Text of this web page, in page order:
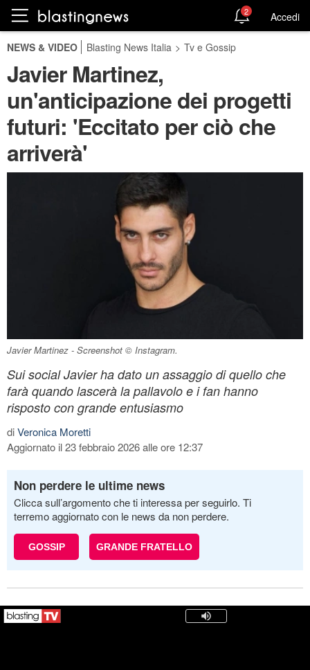
2 Accedi
NEWS & VIDEO Blasting News Italia > Tv e Gossip
Javier Martinez,
un'anticipazione dei progetti
futuri: 'Eccitato per ciò che
arriverà'
Javier Martinez - Screenshot © Instagram.
Sui social Javier ha dato un assaggio di quello che
farà quando lascerà la pallavolo e i fan hanno
risposto con grande entusiasmo
diVeronica Moretti
Aggiornato il 23 febbraio 2026 alle ore 12:37
Non perdere le ultime news
Clicca sull’argomento che ti interessa per seguirlo. Ti
terremo aggiornato con le news da non perdere.
GOSSIP GRANDE FRATELLO